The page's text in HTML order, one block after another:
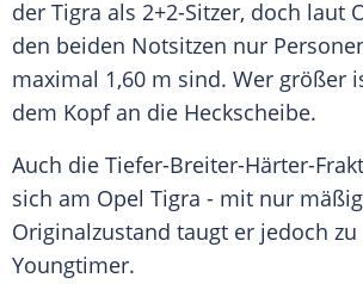
der Tigra als 2+2-Sitzer, doch laut
den beiden Notsitzen nur
maximal 1,60 m sind. Wer größer
dem Kopf an die Heckscheibe.
Auch die Tiefer-Breiter-Härter-
sich am Opel Tigra - mit nur
Originalzustand taugt er jedoch
Youngtimer.